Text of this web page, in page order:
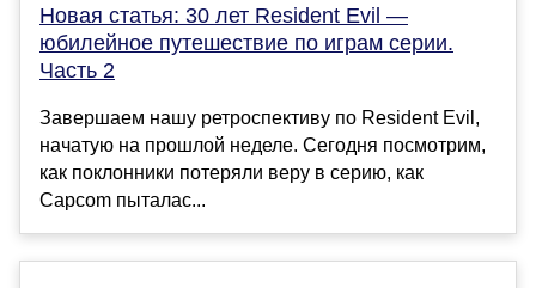
Новая статья: 30 лет Resident Evil —
юбилейное путешествие по играм серии.
Часть 2
Завершаем нашу ретроспективу по Resident Evil,
начатую на прошлой неделе. Сегодня посмотрим,
как поклонники потеряли веру в серию, как
Capcom пыталас...